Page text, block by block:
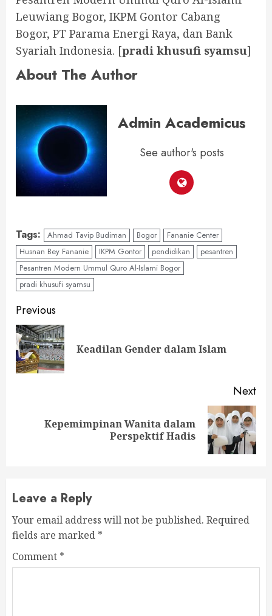
Leuwiang Bogor, IKPM Gontor Cabang
Bogor, PT Parama Energi Raya, dan Bank
Syariah Indonesia. [pradi khusufi syamsu]
About The Author
Admin Academicus
See author's posts
Tags: Ahmad Tavip Budiman Bogor
Fananie Center
Husnan Bey Fananie
IKPM Gontor pendidikan
pesantren
Pesantren Modern Ummul Quro Al-Islami Bogor
pradi khusufi syamsu
Continue
Reading
Previous
Keadilan Gender dalam Islam
Next
Kepemimpinan Wanita dalam
Perspektif Hadis
Leave a Reply
Your email address will not be published. Required
fields are marked *
Comment *